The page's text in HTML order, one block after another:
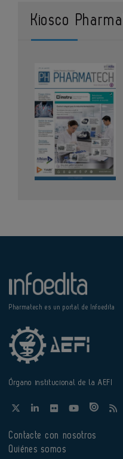
Kiosco
Pharmatech es un portal de Infoedita
Órgano institucional de la AEFI
Contacte con nosotros
Quiénes somos